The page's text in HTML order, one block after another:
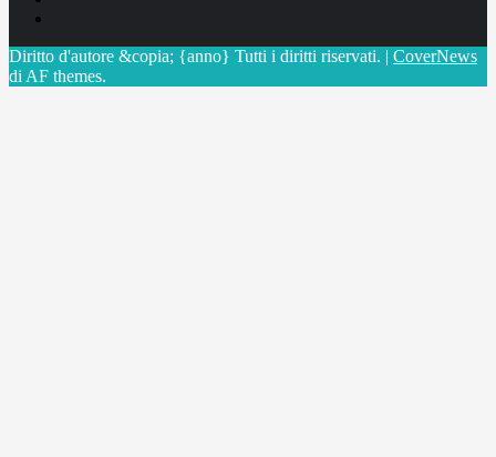
Diritto d'autore &copia; {anno} Tutti i diritti riservati. | CoverNews
di AF themes.